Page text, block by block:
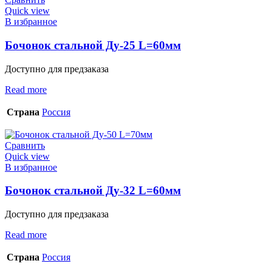
Quick view
В избранное
Бочонок стальной Ду-25 L=60мм
Доступно для предзаказа
Read more
Страна Россия
Сравнить
Quick view
В избранное
Бочонок стальной Ду-32 L=60мм
Доступно для предзаказа
Read more
Страна Россия